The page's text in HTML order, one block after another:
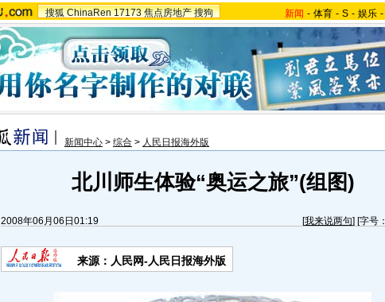
搜狐 ChinaRen 17173 焦点房地产 搜狗 新闻 - 体育 - S - 娱乐 -
新闻中心 > 综合 > 人民日报海外版
北川师生体验“奥运之旅”(组图)
2008年06月06日01:19 [我来说两句] [字号：
来源：人民网-人民日报海外版